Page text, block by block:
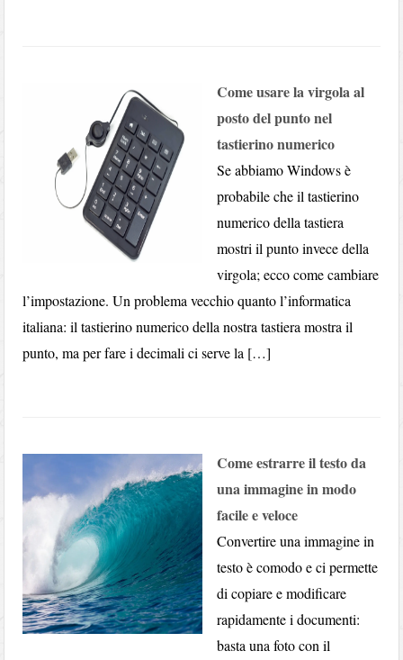
Come usare la virgola al
posto del punto nel
tastierino numerico
Se abbiamo Windows è
probabile che il tastierino
numerico della tastiera
mostri il punto invece della
virgola; ecco come cambiare
l’impostazione. Un problema vecchio quanto l’informatica
italiana: il tastierino numerico della nostra tastiera mostra il
punto, ma per fare i decimali ci serve la […]
Come estrarre il testo da
una immagine in modo
facile e veloce
Convertire una immagine in
testo è comodo e ci permette
di copiare e modificare
rapidamente i documenti:
basta una foto con il